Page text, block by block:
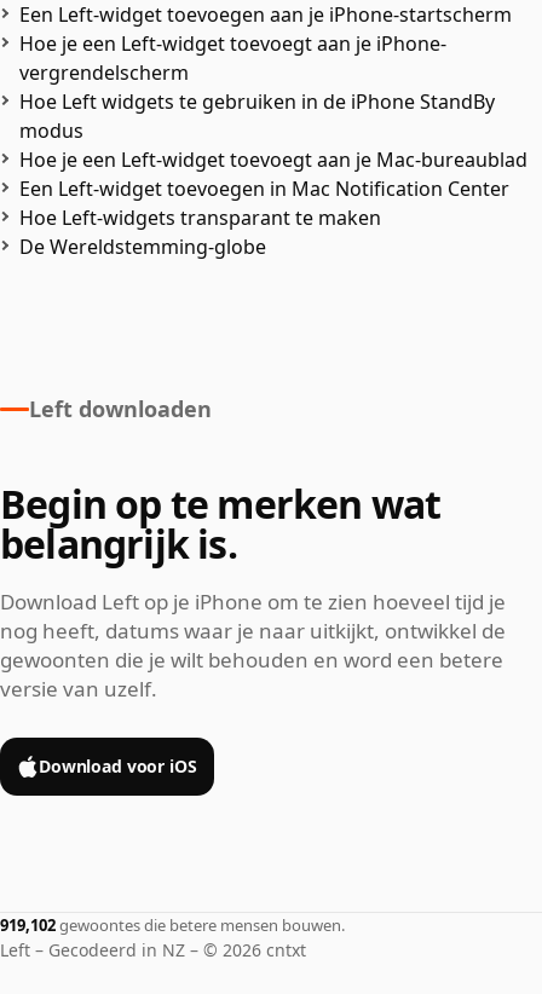
Een Left-widget toevoegen aan je iPhone-startscherm
Hoe je een Left-widget toevoegt aan je iPhone-
vergrendelscherm
Hoe Left widgets te gebruiken in de iPhone StandBy
modus
Hoe je een Left-widget toevoegt aan je Mac-bureaublad
Een Left-widget toevoegen in Mac Notification Center
Hoe Left-widgets transparant te maken
De Wereldstemming-globe
Left downloaden
Begin op te merken wat
belangrijk is.
Download Left op je iPhone om te zien hoeveel tijd je
nog heeft, datums waar je naar uitkijkt, ontwikkel de
gewoonten die je wilt behouden en word een betere
versie van uzelf.
Download voor iOS
919,102gewoontes die betere mensen bouwen.
Left – Gecodeerd in NZ – © 2026 cntxt